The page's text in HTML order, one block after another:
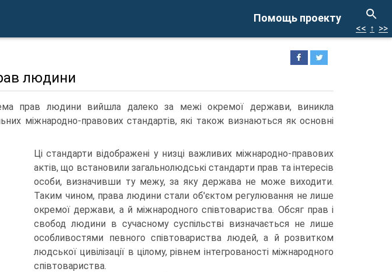
Помощь проекту
<< ↑ >>
людини
прав людини вийшла далеко за межі окремої держави, виникла
міжнародно-правових стандартів, які також визнаються як основні
Ці стандарти відображені у низці важливих міжнародно-правових
актів, що встановили загальнолюдські стандарти прав та інтересів
особи, визначивши ту межу, за яку держава не може виходити.
Таким чином, права людини стали об'єктом регулювання не лише
окремої держави, а й міжнародного співтовариства. Обсяг прав і
свобод людини в сучасному суспільстві визначається не лише
особливостями певного співтовариства людей, а й розвитком
людської цивілізації в цілому, рівнем інтегрованості міжнародного
співтовариства.